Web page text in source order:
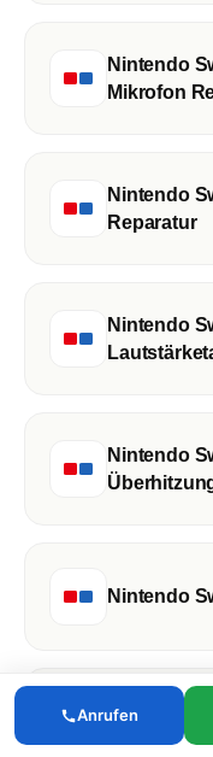
Nintendo
Mikrofon
Nintendo
Reparatur
Nintendo
Nintendo
Nintendo
Nintendo
Anrufen